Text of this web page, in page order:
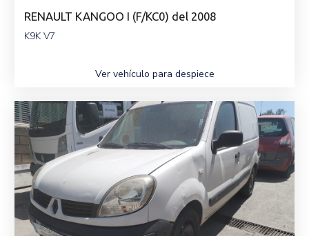
RENAULT KANGOO I (F/KC0) del 2008
K9K V7
Ver vehículo para despiece